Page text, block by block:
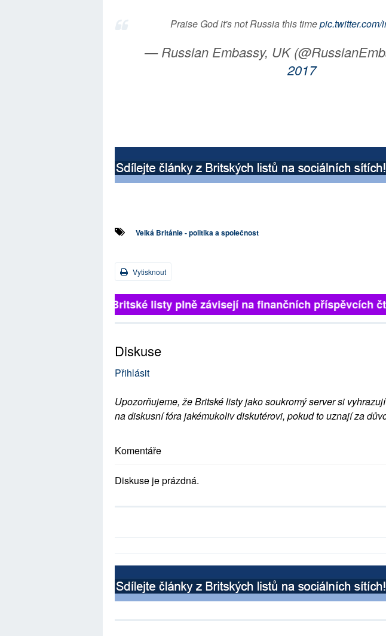
Praise God it's not Russia this time
— Russian Embassy, UK
2017
Velká Británie - politika a společnost
Vytisknout
Britské listy plně závisejí na finančních příspěvcích
Diskuse
Přihlásit
Upozorňujeme, že Britské listy jako soukromý server si
na diskusní fóra jakémukoliv diskutérovi, pokud to uznají za
Komentáře
Diskuse je prázdná.